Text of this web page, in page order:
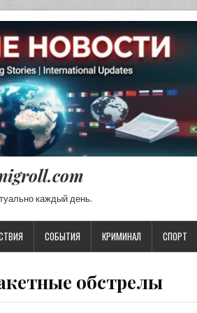
каждый день.
СОБЫТИЯ КРИМИНАЛ СПОРТ
обстрелы